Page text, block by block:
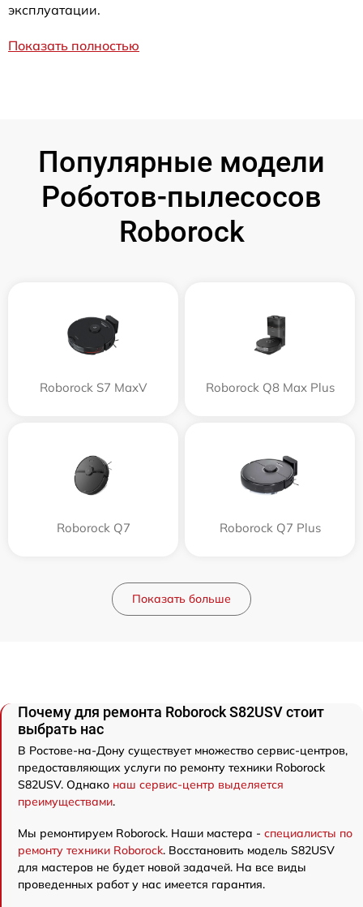
эксплуатации.
Показать полностью
Популярные модели
Роботов-пылесосов
Roborock
Roborock S7 MaxV Roborock Q8 Max Plus
Roborock Q7 Roborock Q7 Plus
Показать больше
Почему для ремонта Roborock S82USV стоит
выбрать нас
В Ростове-на-Дону существует множество сервис-центров,
предоставляющих услуги по ремонту техники Roborock
S82USV. Однако наш сервис-центр выделяется
преимуществами.
Мы ремонтируем Roborock. Наши мастера - специалисты по
ремонту техники Roborock. Восстановить модель S82USV
для мастеров не будет новой задачей. На все виды
проведенных работ у нас имеется гарантия.